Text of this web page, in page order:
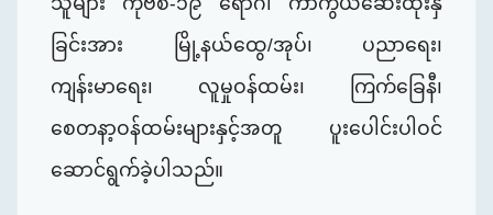
ခြင်းအား မြို့နယ်ထွေ/အုပ်၊ ပညာရေး၊
ကျန်းမာရေး၊ လူမှုဝန်ထမ်း၊ ကြက်ခြေနီ၊
စေတနာ့ဝန်ထမ်းများနှင့်အတူ ပူးပေါင်းပါဝင်
ဆောင်ရွက်ခဲ့ပါသည်။